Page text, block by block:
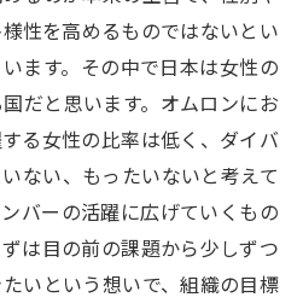
性を高めるものではないとい
ます。その中で日本は女性の
だと思います。オムロンにお
る女性の比率は低く、ダイバ
ない、もったいないと考えて
バーの活躍に広げていくもの
は目の前の課題から少しずつ
いという想いで、組織の目標